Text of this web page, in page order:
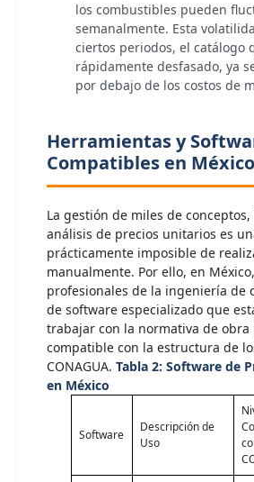
los combustibles pueden
semanalmente. Esta
ciertos periodos, el catálogo
rápidamente desfasado, ya
por debajo de los costos de
Herramientas y
Compatibles en México
La gestión de miles de
análisis de precios unitarios es
prácticamente imposible de
manualmente. Por ello, en
profesionales de la ingeniería de
de software especializado que
trabajar con la normativa de obra
compatible con la estructura de
CONAGUA. Tabla 2: Software de
en México
Software
Descripción de
Uso